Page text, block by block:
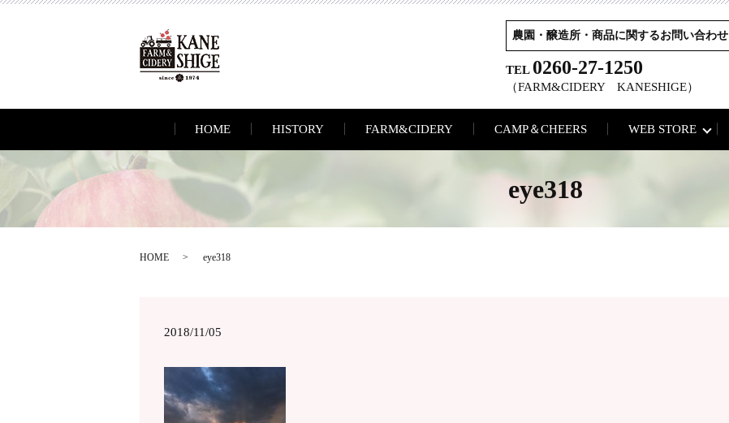
農園・醸造所・商品に関するお問い合わせ
TEL 0260-27-1250
（FARM&CIDERY KANESHIGE）
HOME HISTORY FARM&CIDERY CAMP＆CHEERS WEB STORE
eye318
HOME eye318
2018/11/05